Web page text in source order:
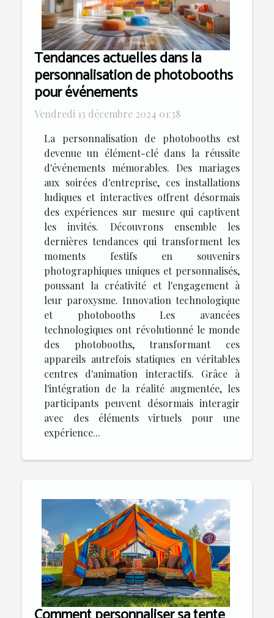
Tendances actuelles dans la
personnalisation de photobooths
pour événements
Vendredi 13 décembre 2024 01:38
La personnalisation de photobooths est
devenue un élément-clé dans la réussite
d'événements mémorables. Des mariages
aux soirées d'entreprise, ces installations
ludiques et interactives offrent désormais
des expériences sur mesure qui captivent
les invités. Découvrons ensemble les
dernières tendances qui transforment les
moments festifs en souvenirs
photographiques uniques et personnalisés,
poussant la créativité et l'engagement à
leur paroxysme. Innovation technologique
et photobooths Les avancées
technologiques ont révolutionné le monde
des photobooths, transformant ces
appareils autrefois statiques en véritables
centres d'animation interactifs. Grâce à
l'intégration de la réalité augmentée, les
participants peuvent désormais interagir
avec des éléments virtuels pour une
expérience...